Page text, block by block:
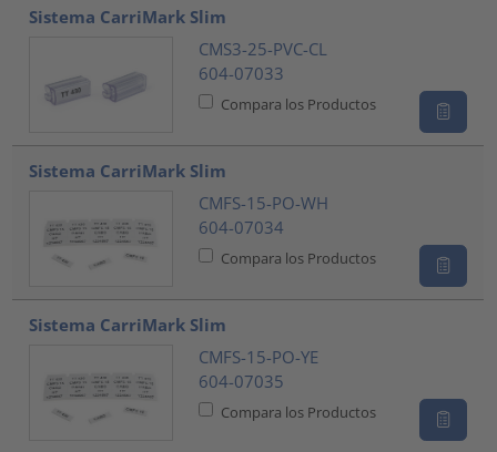
Sistema CarriMark Slim
CMS3-25-PVC-CL
604-07033
Compara los Productos
Sistema CarriMark Slim
CMFS-15-PO-WH
604-07034
Compara los Productos
Sistema CarriMark Slim
CMFS-15-PO-YE
604-07035
Compara los Productos